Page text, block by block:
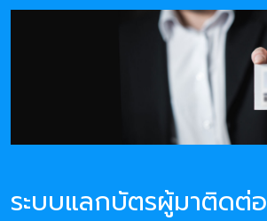
ระบบแลกบัตรผู้มาติดต่อ